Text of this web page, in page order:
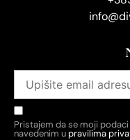
Pristajem da se moji
navedenim upravilima